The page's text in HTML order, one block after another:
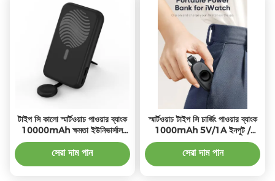
টাইপ সি কালো স্মার্টওয়াচ পাওয়ার ব্যাংক
10000mAh ক্ষমতা ইউনিভার্সাল
সংযোগ
সেরা দাম পান
স্মার্টওয়াচ টাইপ সি চার্জিং পাওয়ার ব্যাংক
1000mAh 5V/1A ইনপুট /
আউটপুট সহ
সেরা দাম পান